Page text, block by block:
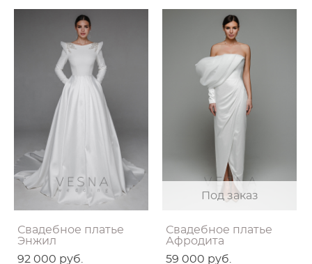
Свадебное платье
Энжил
92 000 pуб.
Под заказ
Свадебное платье
Афродита
59 000 pуб.